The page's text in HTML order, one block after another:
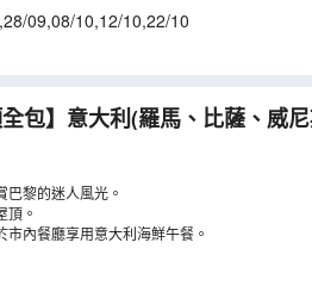
,28/09,08/10,12/10,22/10
包】意大利(羅馬、比薩、威
店)、瑞士(琉森)、法國(巴黎
黎的迷人風光。
頂。
內餐廳享用意大利海鮮午餐。